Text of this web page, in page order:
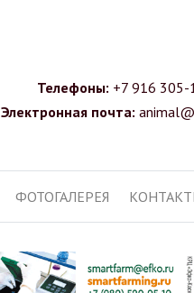
Телефоны: +7 916
Электронная почта:
ФОТОГАЛЕРЕЯ